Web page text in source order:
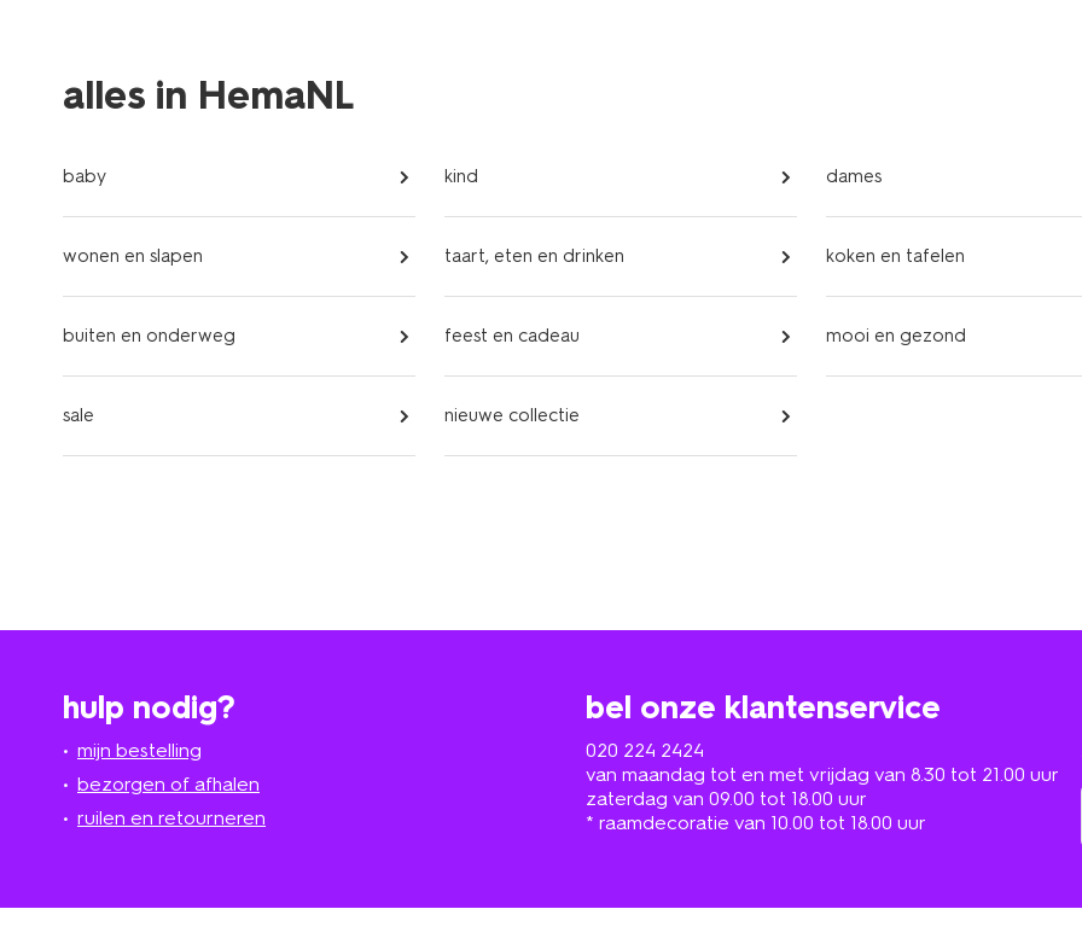
alles in HemaNL
baby kind dames
wonen en slapen taart, eten en drinken koken en tafelen
buiten en onderweg feest en cadeau mooi en gezond
sale nieuwe collectie
hulp nodig?
mijn bestelling
bezorgen of afhalen
ruilen en retourneren
bel onze klantenservice
020 224 2424
van maandag tot en met vrijdag van 8.30 tot 21.00 uur
zaterdag van 09.00 tot 18.00 uur
* raamdecoratie van 10.00 tot 18.00 uur